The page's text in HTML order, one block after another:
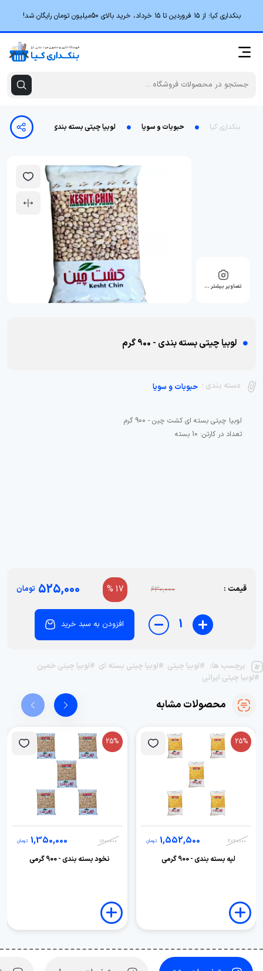
بنکداری کیا؛ از ۱۵ فروردین تا ۱۵ خرداد، خرید بالای 50میلیون تومان رایگان شد!
بنکداری کیا حبوبات و سویا لوبیا چیتی بسته بندی - 900 گرم
تصاویر بیشتر …
لوبیا چیتی بسته بندی - 900 گرم
دسته بندی : حبوبات و سویا
قیمت : 630,000
17 %
525,000 تومان
1 افزودن به سبد خرید
برچسب ها: #لوبیا چیتی #لوبیا چیتی بسته ای #لوبیا چیتی خمین
#لوبیا چیتی ایرانی
محصولات مشابه
25%
2,070,000
1,552,500 تومان
لپه بسته بندی - 900 گرمی
25%
1,800,000
1,350,000 تومان
نخود بسته بندی - 900 گرمی